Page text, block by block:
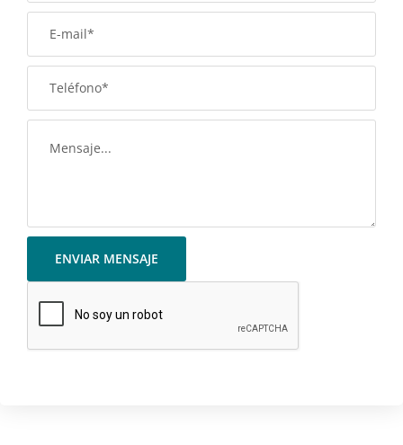
ENVIAR MENSAJE